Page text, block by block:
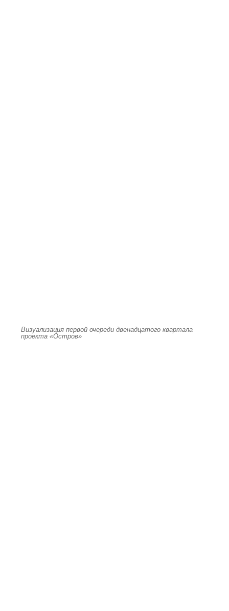
Визуализация первой очереди двенадцатого квартала
проекта «Остров»